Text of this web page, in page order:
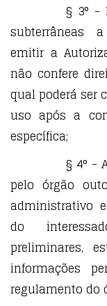
§ 3° -
subterrâneas
emitir a
não confere
qual poderá ser
uso após a
específica;
§ 4° -
pelo órgão
administrativo
do
preliminares,
informações
regulamento do